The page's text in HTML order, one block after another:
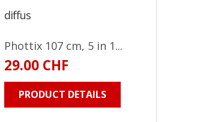
diffus
Phottix 107 cm, 5 in 1...
29.00 CHF
PRODUCT DETAILS